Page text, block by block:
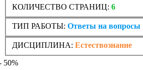
КОЛИЧЕСТВО СТРАНИЦ: 6
ТИП РАБОТЫ: Ответы на вопросы
ДИСЦИПЛИНА: Естествознание
50%